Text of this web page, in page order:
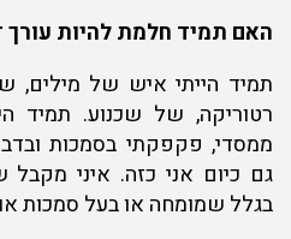
האם תמיד חלמת להיות עורך
תמיד הייתי איש של
רטוריקה, של שכנוע. תמיד
ממסדי, פקפקתי בסמכות
גם כיום אני כזה. איני
בגלל שמומחה או בעל סמכות